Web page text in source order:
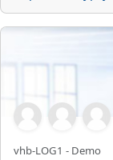
vhb - Logistische
Краткое
vhb-LOG1 - Demo